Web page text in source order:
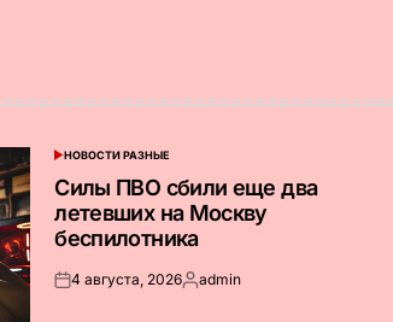
ОПУБЛИКОВАНО
НОВОСТИ РАЗНЫЕ
Силы ПВО сбили еще два
летевших на Москву
беспилотника
Опубликовано
4 августа, 2026Запись
admin